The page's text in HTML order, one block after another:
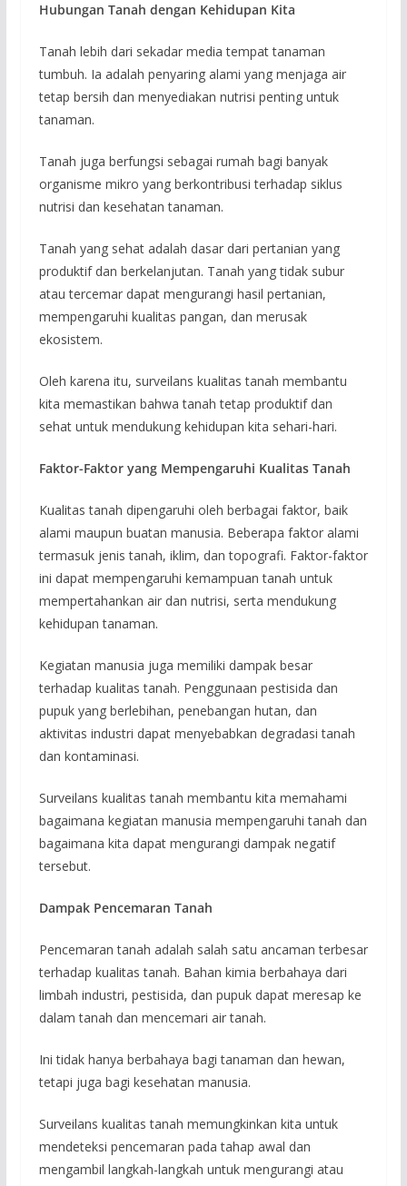
Hubungan Tanah dengan Kehidupan Kita
Tanah lebih dari sekadar media tempat tanaman
tumbuh. Ia adalah penyaring alami yang menjaga air
tetap bersih dan menyediakan nutrisi penting untuk
tanaman.
Tanah juga berfungsi sebagai rumah bagi banyak
organisme mikro yang berkontribusi terhadap siklus
nutrisi dan kesehatan tanaman.
Tanah yang sehat adalah dasar dari pertanian yang
produktif dan berkelanjutan. Tanah yang tidak subur
atau tercemar dapat mengurangi hasil pertanian,
mempengaruhi kualitas pangan, dan merusak
ekosistem.
Oleh karena itu, surveilans kualitas tanah membantu
kita memastikan bahwa tanah tetap produktif dan
sehat untuk mendukung kehidupan kita sehari-hari.
Faktor-Faktor yang Mempengaruhi Kualitas Tanah
Kualitas tanah dipengaruhi oleh berbagai faktor, baik
alami maupun buatan manusia. Beberapa faktor alami
termasuk jenis tanah, iklim, dan topografi. Faktor-faktor
ini dapat mempengaruhi kemampuan tanah untuk
mempertahankan air dan nutrisi, serta mendukung
kehidupan tanaman.
Kegiatan manusia juga memiliki dampak besar
terhadap kualitas tanah. Penggunaan pestisida dan
pupuk yang berlebihan, penebangan hutan, dan
aktivitas industri dapat menyebabkan degradasi tanah
dan kontaminasi.
Surveilans kualitas tanah membantu kita memahami
bagaimana kegiatan manusia mempengaruhi tanah dan
bagaimana kita dapat mengurangi dampak negatif
tersebut.
Dampak Pencemaran Tanah
Pencemaran tanah adalah salah satu ancaman terbesar
terhadap kualitas tanah. Bahan kimia berbahaya dari
limbah industri, pestisida, dan pupuk dapat meresap ke
dalam tanah dan mencemari air tanah.
Ini tidak hanya berbahaya bagi tanaman dan hewan,
tetapi juga bagi kesehatan manusia.
Surveilans kualitas tanah memungkinkan kita untuk
mendeteksi pencemaran pada tahap awal dan
mengambil langkah-langkah untuk mengurangi atau